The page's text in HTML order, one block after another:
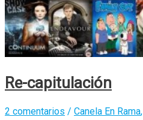
Re-capitulación
2 comentarios / Canela En Rama,